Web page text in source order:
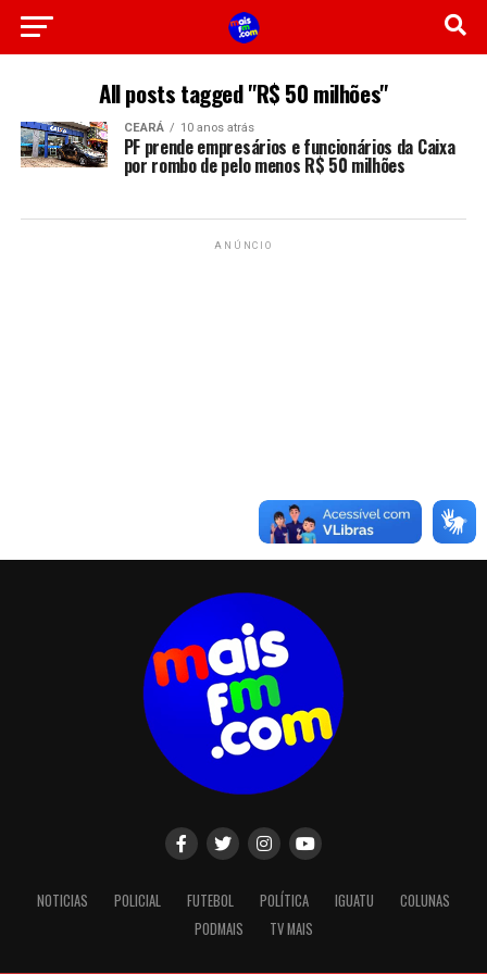
All posts tagged "R$ 50 milhões"
CEARÁ 10 anos atrás
PF prende empresários e funcionários da Caixa
por rombo de pelo menos R$ 50 milhões
ANÚNCIO
NOTICIAS POLICIAL FUTEBOL POLÍTICA IGUATU
COLUNAS
PODMAIS
TV MAIS